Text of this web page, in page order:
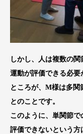
しかし、人は複数の
運動が評価できる必要
ところが、M様は多関
とのことです。
このように、単関節
評価できないという方